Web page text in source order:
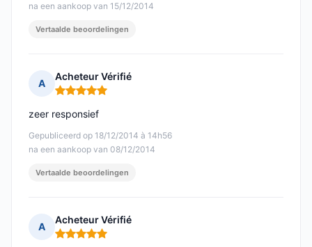
na een aankoop van 15/12/2014
Vertaalde beoordelingen
A
Acheteur Vérifié
Opmerking: 5 van 5
Gepubliceerd op 18/12/2014 à 14h56
na een aankoop van 08/12/2014
zeer responsief
Vertaalde beoordelingen
A
Acheteur Vérifié
Opmerking: 5 van 5